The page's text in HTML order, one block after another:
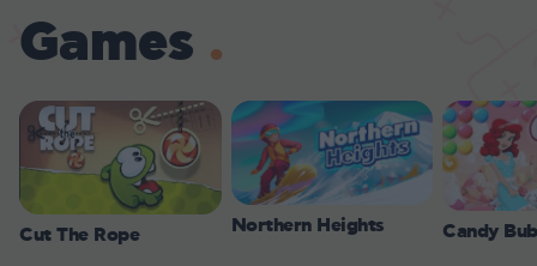
Games
Cut The Rope Northern Heights Candy